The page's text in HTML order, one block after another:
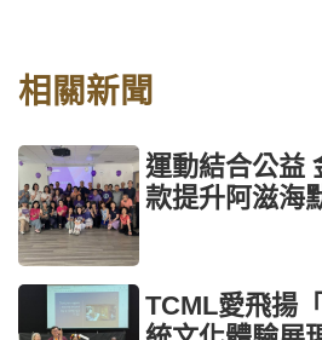
相關新聞
運動結合公益
款提升阿滋海
TCML愛飛揚